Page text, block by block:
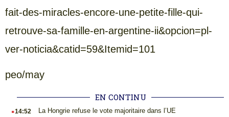
fait-des-miracles-encore-une-petite-fille-qui-
retrouve-sa-famille-en-argentine-ii&opcion=pl-
ver-noticia&catid=59&Itemid=101
peo/may
EN CONTINU
.14:52 La Hongrie refuse le vote majoritaire dans l’UE